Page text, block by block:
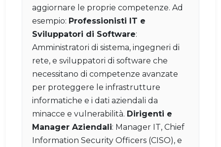
aggiornare le proprie competenze. Ad
esempio: Professionisti IT e
Sviluppatori di Software:
Amministratori di sistema, ingegneri di
rete, e sviluppatori di software che
necessitano di competenze avanzate
per proteggere le infrastrutture
informatiche e i dati aziendali da
minacce e vulnerabilità. Dirigenti e
Manager Aziendali: Manager IT, Chief
Information Security Officers (CISO), e